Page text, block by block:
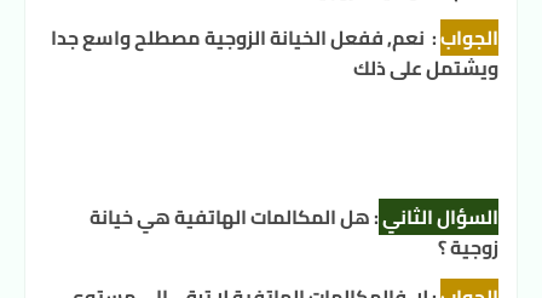
الجواب: نعم, ففعل الخيانة الزوجية مصطلح واسع جدا
ويشتمل على ذلك
السؤال الثاني:هل المكالمات الهاتفية هي خيانة
زوجية ؟